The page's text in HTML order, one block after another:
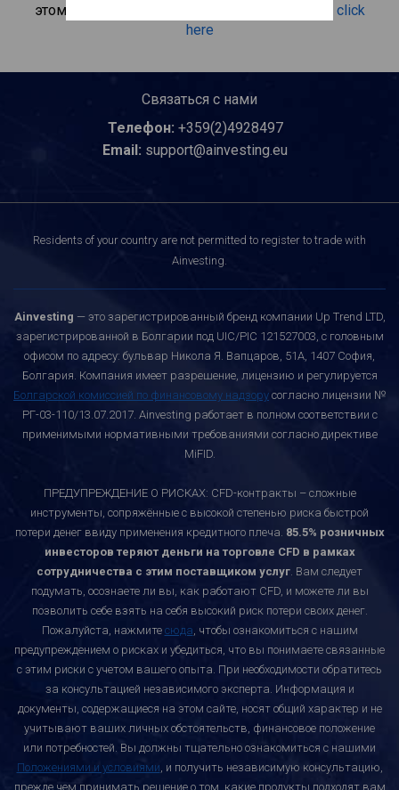
этом инвестиционном продукте, пожалуйста click
here
Связаться с нами
Телефон: +359(2)4928497
Email: support@ainvesting.eu
Residents of your country are not permitted to register to trade with
Ainvesting.
Ainvesting — это зарегистрированный бренд компании Up Trend LTD,
зарегистрированной в Болгарии под UIC/PIC 121527003, с головным
офисом по адресу: бульвар Никола Я. Вапцаров, 51A, 1407 София,
Болгария. Компания имеет разрешение, лицензию и регулируется
Болгарской комиссией по финансовому надзору согласно лицензии №
РГ-03-110/13.07.2017. Ainvesting работает в полном соответствии с
применимыми нормативными требованиями согласно директиве
MiFID.
ПРЕДУПРЕЖДЕНИЕ О РИСКАХ: CFD-контракты – сложные
инструменты, сопряжённые с высокой степенью риска быстрой
потери денег ввиду применения кредитного плеча. 85.5% розничных
инвесторов теряют деньги на торговле CFD в рамках
сотрудничества с этим поставщиком услуг. Вам следует
подумать, осознаете ли вы, как работают CFD, и можете ли вы
позволить себе взять на себя высокий риск потери своих денег.
Пожалуйста, нажмите сюда, чтобы ознакомиться с нашим
предупреждением о рисках и убедиться, что вы понимаете связанные
с этим риски с учетом вашего опыта. При необходимости обратитесь
за консультацией независимого эксперта. Информация и
документы, содержащиеся на этом сайте, носят общий характер и не
учитывают ваших личных обстоятельств, финансовое положение
или потребностей. Вы должны тщательно ознакомиться с нашими
Положениями и условиями, и получить независимую консультацию,
прежде чем принимать решение о том, какие продукты подходят вам